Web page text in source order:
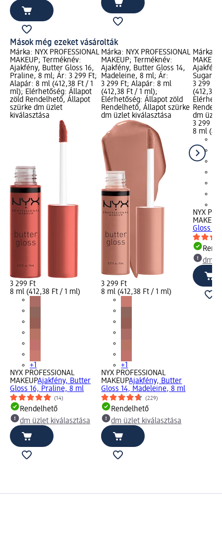
Mások még ezeket vásárolták
Márka: NYX PROFESSIONAL
MAKEUP; Terméknév:
Ajakfény, Butter Gloss 16,
Praline, 8 ml; Ár: 3 299 Ft;
Alapár: 8 ml (412,38 Ft / 1
ml); Elérhetőség: Állapot
zöld Rendelhető, Állapot
szürke dm üzlet
kiválasztása
3 299 Ft
8 ml (412,38 Ft / 1 ml)
+1
NYX PROFESSIONAL
MAKEUPAjakfény, Butter
Gloss 16, Praline, 8 ml
(14)
Rendelhető
dm üzlet kiválasztása
Márka: NYX PROFESSIONAL
MAKEUP; Terméknév:
Ajakfény, Butter Gloss 14,
Madeleine, 8 ml; Ár:
3 299 Ft; Alapár: 8 ml
(412,38 Ft / 1 ml);
Elérhetőség: Állapot zöld
Rendelhető, Állapot szürke
dm üzlet kiválasztása
3 299 Ft
8 ml (412,38 Ft / 1 ml)
+1
NYX PROFESSIONAL
MAKEUPAjakfény, Butter
Gloss 14, Madeleine, 8 ml
(229)
Rendelhető
dm üzlet kiválasztása
Márka:
Sugar
3 299
(412,38
dm
3 299 Ft
8 ml
NYX
MAKEUP
Gloss
dm